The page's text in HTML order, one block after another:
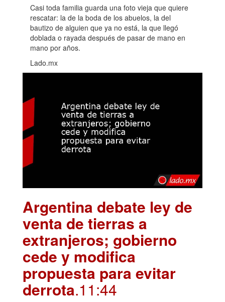
Casi toda familia guarda una foto vieja que quiere
rescatar: la de la boda de los abuelos, la del
bautizo de alguien que ya no está, la que llegó
doblada o rayada después de pasar de mano en
mano por años.
Lado.mx
Argentina debate ley de
venta de tierras a
extranjeros; gobierno
cede y modifica
propuesta para evitar
derrota.11:44